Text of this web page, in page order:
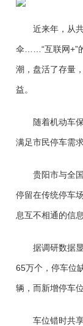
近来年，从
伞……“互联网+”
潮，盘活了存量
益。
随着机动车
满足市民停车需
贵阳市与全
停留在传统停车
息互不相通的信息
据调研数据
65万个，停车位
辆，而新增停车
车位错时共